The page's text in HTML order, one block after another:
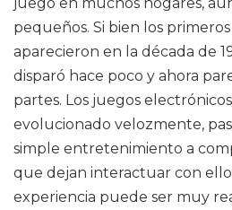
pequeños. Si bien los
aparecieron en la década de
disparó hace poco y ahora
partes. Los juegos
evolucionado velozmente,
simple entretenimiento a
que dejan interactuar con
experiencia puede ser muy